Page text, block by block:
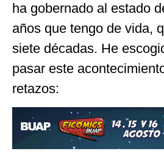
ha gobernado al estado
años que tengo de vida,
siete décadas. He
pasar este
retazos: